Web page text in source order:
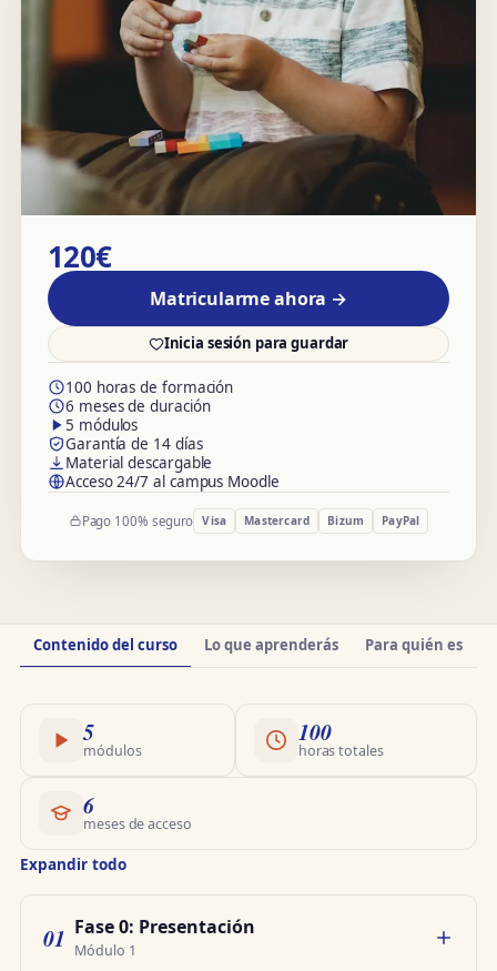
120€
Matricularme ahora →
Inicia sesión para guardar
100 horas de formación
6 meses de duración
5 módulos
Garantía de 14 días
Material descargable
Acceso 24/7 al campus Moodle
Pago 100% seguro Visa Mastercard Bizum PayPal
Información
del
Contenido del curso Lo que aprenderás Para quién es
5
módulos
100
horas totales
6
meses de acceso
Expandir todo
01 Fase 0: Presentación
Módulo 1